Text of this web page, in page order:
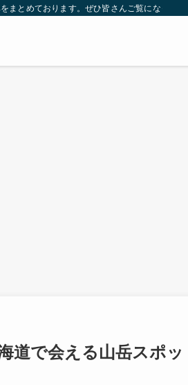
とめております。ぜひ皆さんご覧になってい
道で会える山岳スポッ